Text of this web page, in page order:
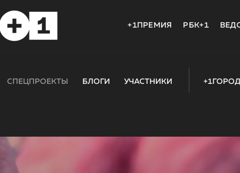
+1ПРЕМИЯ РБК+1
СПЕЦПРОЕКТЫ БЛОГИ УЧАСТНИКИ +1ГОРОД